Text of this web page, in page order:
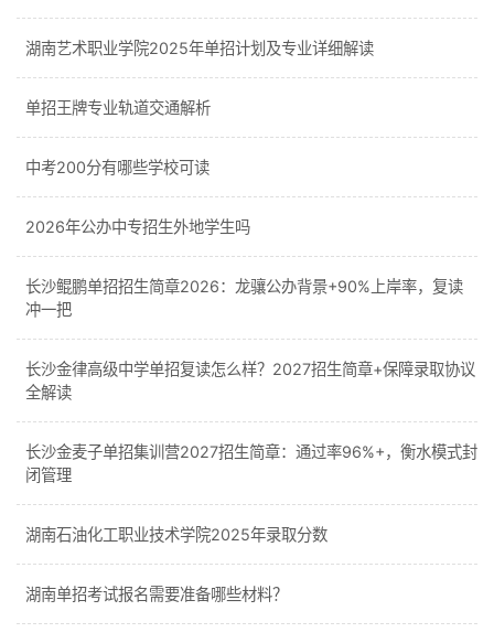
湖南艺术职业学院2025年单招计划及专业详细解读
单招王牌专业轨道交通解析
中考200分有哪些学校可读
2026年公办中专招生外地学生吗
长沙鲲鹏单招招生简章2026：龙骧公办背景+90%上岸率，复读
冲一把
长沙金律高级中学单招复读怎么样？2027招生简章+保障录取协议
全解读
长沙金麦子单招集训营2027招生简章：通过率96%+，衡水模式封
闭管理
湖南石油化工职业技术学院2025年录取分数
湖南单招考试报名需要准备哪些材料？